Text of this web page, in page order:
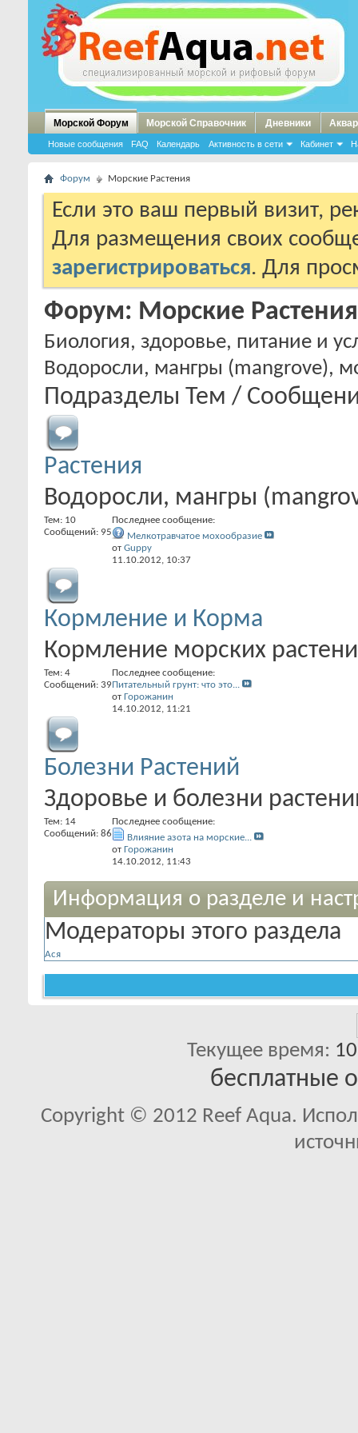
Морской Форум
Новые сообщения FAQ Календарь Активность в сети Кабинет
Морской Справочник Дневники
Форум Морские Растения
Если это ваш первый визит,
Для размещения своих
зарегистрироваться. Для
Форум: Морские Растения
Биология, здоровье, питание и
Водоросли, мангры (mangrove),
Подразделы Тем /
Растения
Водоросли, мангры
Тем: 10
Сообщений: 95
Последнее сообщение:
Мелкотравчатое мохообразие
от Guppy
11.10.2012, 10:37
Кормление и Корма
Кормление морских
Тем: 4
Сообщений: 39
Последнее сообщение:
Питательный грунт: что это...
от Горожанин
14.10.2012, 11:21
Болезни Растений
Здоровье и болезни
Тем: 14
Сообщений: 86
Последнее сообщение:
Влияние азота на морские...
от Горожанин
14.10.2012, 11:43
Информация о разделе и
Модераторы этого раздела
Ася
Текущее время:
бесплатные
Copyright © 2012 Reef Aqua.